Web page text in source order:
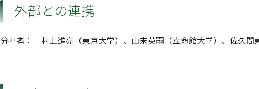
外部との連携
分担者： 村上進亮（東京大学）、山末英嗣（立命館大学）、佐久間